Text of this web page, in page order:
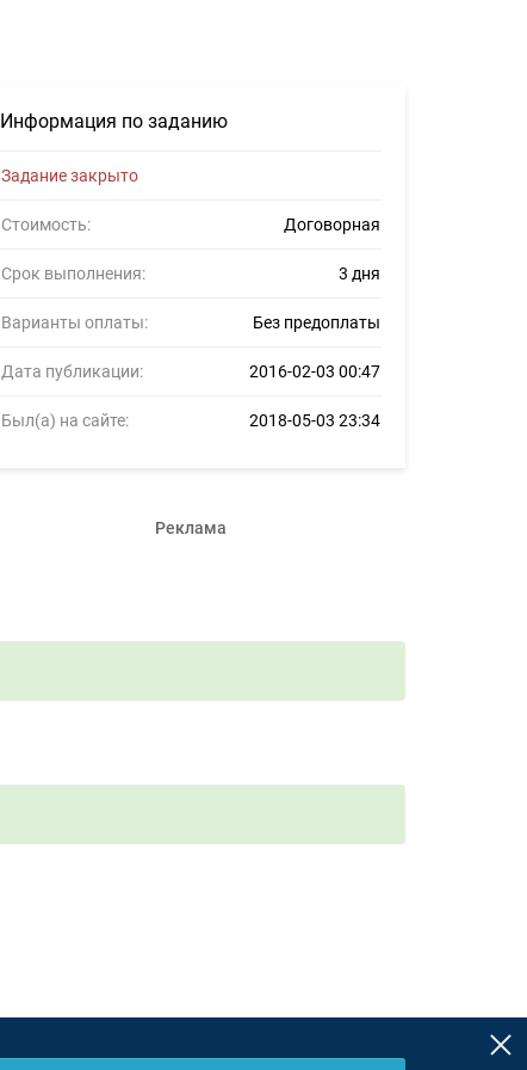
Информация по заданию
Задание закрыто
Стоимость: Договорная
Срок выполнения: 3 дня
Варианты оплаты: Без предоплаты
Дата публикации: 2016-02-03 00:47
Был(а) на сайте: 2018-05-03 23:34
Реклама